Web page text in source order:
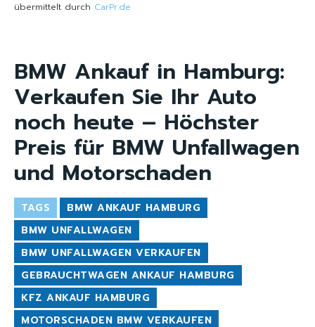
übermittelt durch CarPr.de
BMW Ankauf in Hamburg:
Verkaufen Sie Ihr Auto
noch heute – Höchster
Preis für BMW Unfallwagen
und Motorschaden
TAGS
BMW ANKAUF HAMBURG
BMW UNFALLWAGEN
BMW UNFALLWAGEN VERKAUFEN
GEBRAUCHTWAGEN ANKAUF HAMBURG
KFZ ANKAUF HAMBURG
MOTORSCHADEN BMW VERKAUFEN